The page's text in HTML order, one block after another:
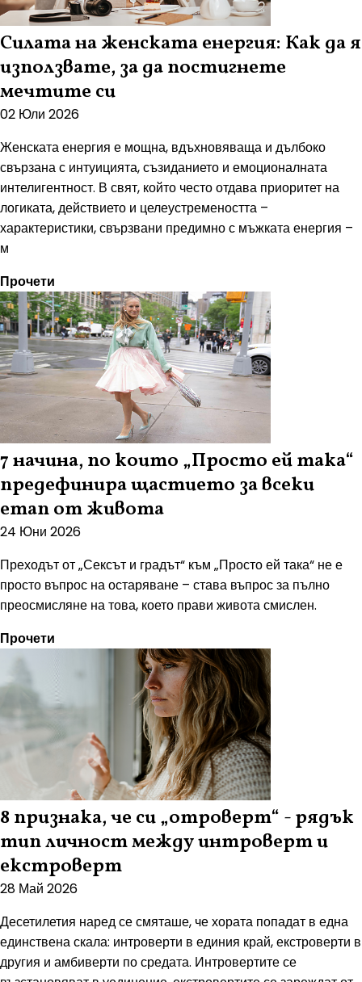
Силата на женската енергия: Как да я
използвате, за да постигнете
мечтите си
02 Юли 2026
Женската енергия е мощна, вдъхновяваща и дълбоко
свързана с интуицията, съзиданието и емоционалната
интелигентност. В свят, който често отдава приоритет на
логиката, действието и целеустремеността –
характеристики, свързвани предимно с мъжката енергия –
м
Прочети
7 начина, по които „Просто ей така“
предефинира щастието за всеки
етап от живота
24 Юни 2026
Преходът от „Сексът и градът“ към „Просто ей така“ не е
просто въпрос на остаряване – става въпрос за пълно
преосмисляне на това, което прави живота смислен.
Прочети
8 признака, че си „отроверт“ - рядък
тип личност между интроверт и
екстроверт
28 Май 2026
Десетилетия наред се смяташе, че хората попадат в една
единствена скала: интроверти в единия край, екстроверти в
другия и амбиверти по средата. Интровертите се